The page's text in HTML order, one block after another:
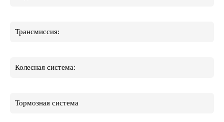
Трансмиссия:
Колесная система:
Тормозная система